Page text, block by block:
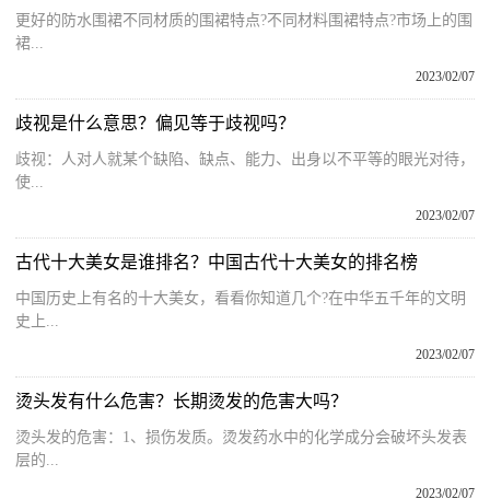
更好的防水围裙不同材质的围裙特点?不同材料围裙特点?市场上的围
裙...
2023/02/07
歧视是什么意思？偏见等于歧视吗？
歧视：人对人就某个缺陷、缺点、能力、出身以不平等的眼光对待，
使...
2023/02/07
古代十大美女是谁排名？中国古代十大美女的排名榜
中国历史上有名的十大美女，看看你知道几个?在中华五千年的文明
史上...
2023/02/07
烫头发有什么危害？长期烫发的危害大吗？
烫头发的危害：1、损伤发质。烫发药水中的化学成分会破坏头发表
层的...
2023/02/07